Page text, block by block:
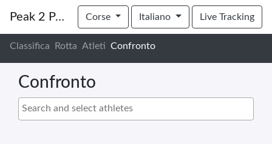
Peak 2 Peak 2024 Corse Italiano Live Tracking
Classifica Rotta Atleti Confronto
Confronto